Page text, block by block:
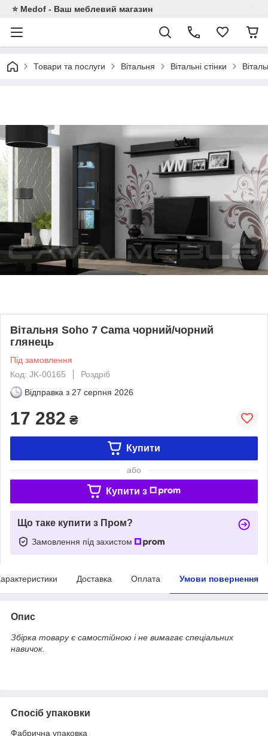
⭐ Medof - Ваш меблевий магазин
Товари та послуги Вітальня Вітальні стінки
Вітальня Soho 7 Cama чорний/чорний
глянець
Під замовлення
Код: JK-00165
Роздріб
Відправка з 27 серпня 2026
17 282 ₴
Купити
або
Купити з
Що таке купити з Пром?
Замовлення під захистом
Доставка Оплата Умови повернення
Опис
Збірка товару є самостійною і не вимагає спеціальних
навичок.
Спосіб упаковки
Фабрична упаковка